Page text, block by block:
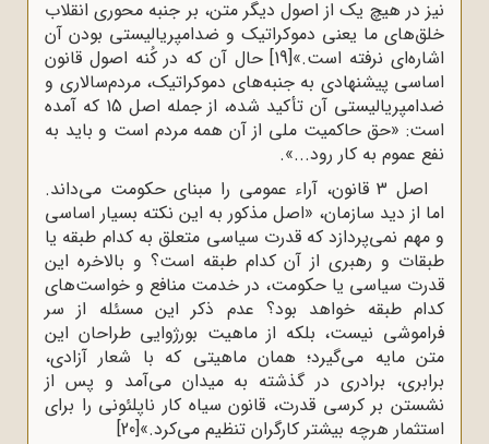
نیز در هیچ یک از اصول دیگر متن، بر جنبه محوری انقلاب‌
خلق‌های ما یعنی دموکراتیک و ضدامپریالیستی بودن آن
اشاره‌ای نرفته است.»[19]
حال آن که در کُنه اصول قانون
اساسی پیشنهادی به جنبه‌های دموکراتیک، مردم‌سالاری و
ضدامپریالیستی آن تأکید شده، از جمله اصل 15 که آمده
است: «حق حاکمیت ملی از آن همه مردم است و باید به
نفع عموم به کار رود...».
اصل 3 قانون، آراء عمومی را مبنای حکومت می‌داند.
اما از دید سازمان، «اصل مذکور به این نکته بسیار اساسی
و مهم نمی‌پردازد که قدرت سیاسی متعلق به کدام طبقه یا
طبقات و رهبری از آن کدام طبقه است؟ و بالاخره این
قدرت سیاسی یا حکومت، در خدمت منافع و خواست‌های
کدام طبقه خواهد بود؟ عدم ذکر این مسئله از سر
فراموشی نیست، بلکه از ماهیت بورژوایی طراحان این
متن مایه می‌گیرد؛ همان ماهیتی که با شعار آزادی،
برابری، برادری در گذشته به میدان می‌آمد و پس از
نشستن بر کرسی قدرت، قانون سیاه کار ناپلئونی را برای
استثمار هرچه بیشتر کارگران تنظیم می‌کرد.»[20]